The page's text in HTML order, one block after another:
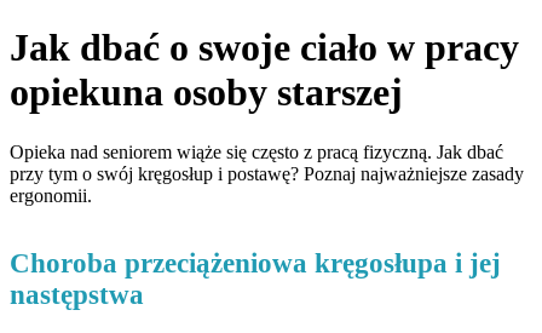
Jak dbać o swoje ciało w pracy
opiekuna osoby starszej
Opieka nad seniorem wiąże się często z pracą fizyczną. Jak dbać
przy tym o swój kręgosłup i postawę? Poznaj najważniejsze zasady
ergonomii.
Choroba przeciążeniowa kręgosłupa i jej
następstwa